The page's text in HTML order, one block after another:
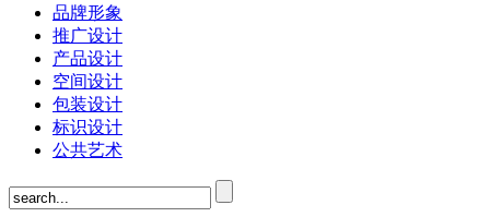
品牌形象
推广设计
产品设计
空间设计
包装设计
标识设计
公共艺术